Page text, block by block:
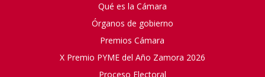
Qué es la Cámara
Órganos de gobierno
Premios Cámara
X Premio PYME del Año Zamora 2026
Proceso Electoral